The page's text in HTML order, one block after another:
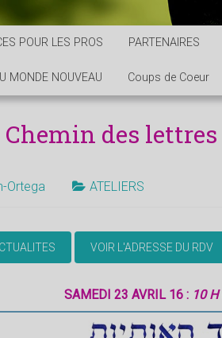
POUR LES PROS PARTENAIRES
MONDE NOUVEAU Coups de Coeur
Chemin des
Ortega ATELIERS
SAMEDI 23 AVRIL 16 : 10